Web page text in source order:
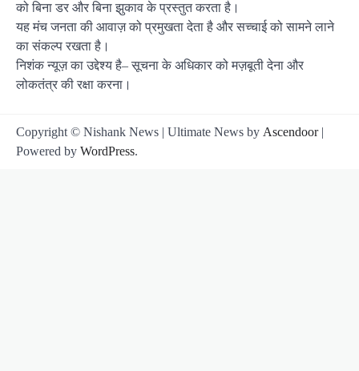
को बिना डर और बिना झुकाव के प्रस्तुत करता है।
यह मंच जनता की आवाज़ को प्रमुखता देता है और सच्चाई को सामने लाने
का संकल्प रखता है।
निशंक न्यूज़ का उद्देश्य है– सूचना के अधिकार को मज़बूती देना और
लोकतंत्र की रक्षा करना।
Copyright © Nishank News | Ultimate News by Ascendoor|
Powered by WordPress.